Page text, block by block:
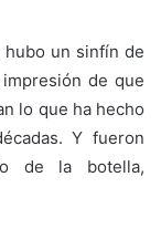
un sinfín de
de que
lo que ha hecho
Y fueron
de la botella,